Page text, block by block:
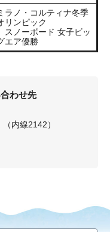
ラノ・コルティナ冬季
リンピック
スノーボード 女子ビッ
エア優勝
わせ先
内線2142）